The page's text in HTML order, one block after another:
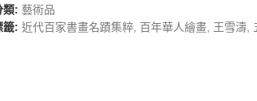
類: 藝術品
籤: 近代百家書畫名蹟集粹, 百年華人繪畫, 王雪濤,